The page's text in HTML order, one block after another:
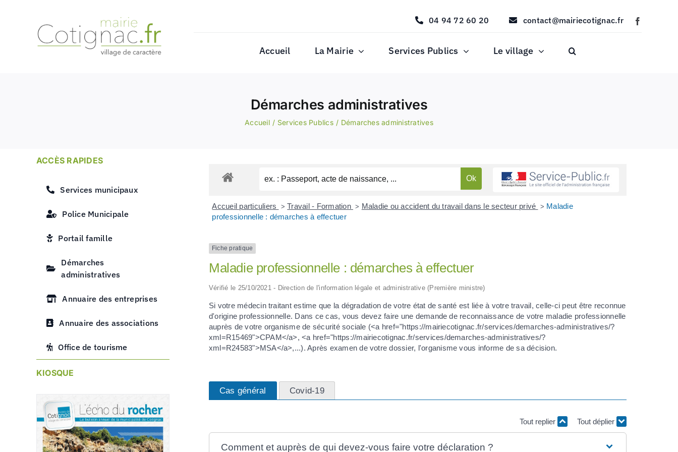
04 94 72 60 20 contact@mairiecotignac.fr
Accueil La Mairie Services Publics Le village
Démarches administratives
Accueil Services Publics Démarches administratives
ACCÈS RAPIDES
Services municipaux
Police Municipale
Portail famille
Démarches
administratives
Annuaire des entreprises
Annuaire des associations
Office de tourisme
KIOSQUE
Accueil particuliers > Travail - Formation > Maladie ou accident du travail dans le secteur privé > Maladie
professionnelle : démarches à effectuer
Fiche pratique
Maladie professionnelle : démarches à effectuer
Vérifié le 25/10/2021 - Direction de l'information légale et administrative (Première ministre)
Si votre médecin traitant estime que la dégradation de votre état de santé est liée à votre travail, celle-ci peut être reconnue
d'origine professionnelle. Dans ce cas, vous devez faire une demande de reconnaissance de votre maladie professionnelle
auprès de votre organisme de sécurité sociale (<a href="https://mairiecotignac.fr/services/demarches-administratives/?
xml=R15469">CPAM</a>, <a href="https://mairiecotignac.fr/services/demarches-administratives/?
xml=R24583">MSA</a>,...). Après examen de votre dossier, l'organisme vous informe de sa décision.
Cas général Covid-19
Tout replier Tout déplier
Comment et auprès de qui devez-vous faire votre déclaration ?